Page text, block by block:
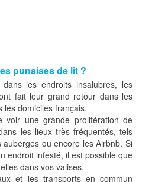
punaises de lit ?
dans les endroits insalubres, les
fait leur grand retour dans les
les domiciles français.
voir une grande prolifération de
les lieux très fréquentés, tels
ou encore les Airbnb. Si
endroit infesté, il est possible que
dans vos valises.
et les transports en commun